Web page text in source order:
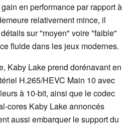
en performance par rapport à
relativement mince, il
sur "moyen" voire "faible"
fluide dans les jeux modernes.
Kaby Lake prend dorénavant en
H.265/HEVC Main 10 avec
à 10-bit, ainsi que le codec
cores Kaby Lake annoncés
aussi embarquer le support du